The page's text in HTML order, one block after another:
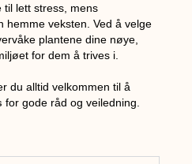
til lett stress, mens
hemme veksten. Ved å velge
plantene dine nøye,
for dem å trives i.
du alltid velkommen til å
for gode råd og veiledning.